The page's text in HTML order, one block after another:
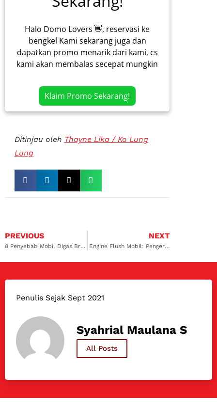
Halo Domo Lovers 👋, reservasi ke
bengkel Kami sekarang juga dan
dapatkan promo menarik dari kami, cs
kami akan membalas secepat mungkin
Klaim Promo Sekarang!
Ditinjau oleh Thayne Lika / Ko Lung
Lung
PREVIOUS
8 Penyebab Mobil Digas Brebet & Cara Mengatasinya
NEXT
Engine Flush Mobil: Pengertian, Fungsi, hingga Tips Pemilihannya
Penulis Sejak Sept 2021
Syahrial Maulana S
All Posts